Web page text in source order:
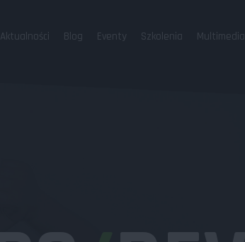
Aktualności Blog Eventy Szkolenia Multimedia